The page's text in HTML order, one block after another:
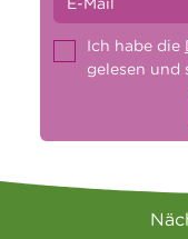
Ich habe die
gelesen und